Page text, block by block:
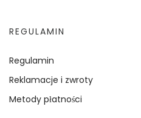
REGULAMIN
Regulamin
Reklamacje i zwroty
Metody płatności